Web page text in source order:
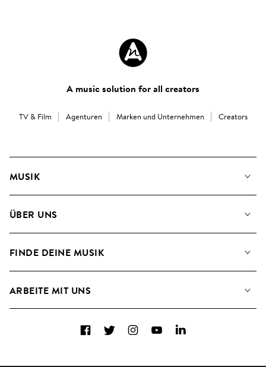
A music solution for all creators
TV & Film Agenturen Marken und Unternehmen Creators
MUSIK
Suche
ÜBER UNS
Blog
FINDE DEINE MUSIK
Kontakt
ARBEITE MIT UNS
A&R - Demo-Einsendungen
FacebookTwitterInstagramYouTubeLinkedIn